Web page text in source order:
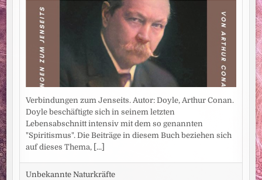
Verbindungen zum Jenseits. Autor: Doyle, Arthur Conan.
Doyle beschäftigte sich in seinem letzten
Lebensabschnitt intensiv mit dem so genannten
"Spiritismus". Die Beiträge in diesem Buch beziehen sich
auf dieses Thema, [...]
Unbekannte Naturkräfte